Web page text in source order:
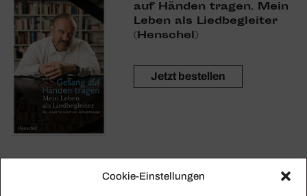
Cookie-Einstellungen
auf Händen tragen. Mein
Leben als Lied­be­gleiter
(Henschel)
Jetzt bestellen